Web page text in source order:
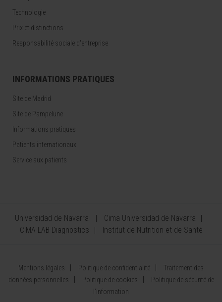
Technologie
Prix et distinctions
Responsabilité sociale d'entreprise
INFORMATIONS PRATIQUES
Site de Madrid
Site de Pampelune
Informations pratiques
Patients internationaux
Service aux patients
Universidad de Navarra
Cima Universidad de Navarra
CIMA LAB Diagnostics
Institut de Nutrition et de Santé
Mentions légales Politique de confidentialité
Traitement des
données personnelles
Politique de cookies
Politique de sécurité de
l’information